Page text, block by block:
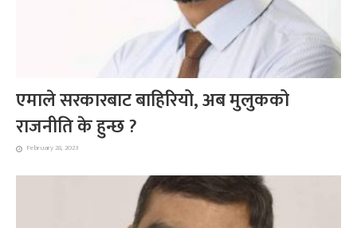
एमाले सरकारबाट बाहिरियो, अब मुलुकको
राजनीति के हुन्छ ?
February 28, 2023